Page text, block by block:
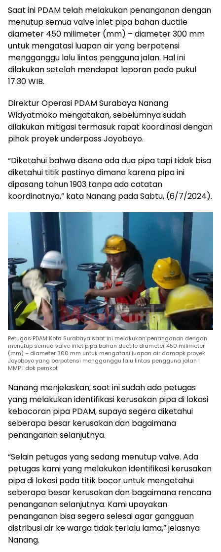
Saat ini PDAM telah melakukan penanganan dengan
menutup semua valve inlet pipa bahan ductile
diameter 450 milimeter (mm) – diameter 300 mm
untuk mengatasi luapan air yang berpotensi
mengganggu lalu lintas pengguna jalan. Hal ini
dilakukan setelah mendapat laporan pada pukul
17.30 WIB.
Direktur Operasi PDAM Surabaya Nanang
Widyatmoko mengatakan, sebelumnya sudah
dilakukan mitigasi termasuk rapat koordinasi dengan
pihak proyek underpass Joyoboyo.
“Diketahui bahwa disana ada dua pipa tapi tidak bisa
diketahui titik pastinya dimana karena pipa ini
dipasang tahun 1903 tanpa ada catatan
koordinatnya,” kata Nanang pada Sabtu, (6/7/2024).
Petugas PDAM Kota Surabaya saat ini melakukan penanganan dengan
menutup semua valve inlet pipa bahan ductile diameter 450 milimeter
(mm) – diameter 300 mm untuk mengatasi luapan air damapk proyek
Joyoboyo yang berpotensi mengganggu lalu lintas pengguna jalan I
MMP I dok pemkot
Nanang menjelaskan, saat ini sudah ada petugas
yang melakukan identifikasi kerusakan pipa di lokasi
kebocoran pipa PDAM, supaya segera diketahui
seberapa besar kerusakan dan bagaimana
penanganan selanjutnya.
“Selain petugas yang sedang menutup valve. Ada
petugas kami yang melakukan identifikasi kerusakan
pipa di lokasi pada titik bocor untuk mengetahui
seberapa besar kerusakan dan bagaimana rencana
penanganan selanjutnya. Kami upayakan
penanganan bisa segera selesai agar gangguan
distribusi air ke warga tidak terlalu lama,” jelasnya
Nanang.